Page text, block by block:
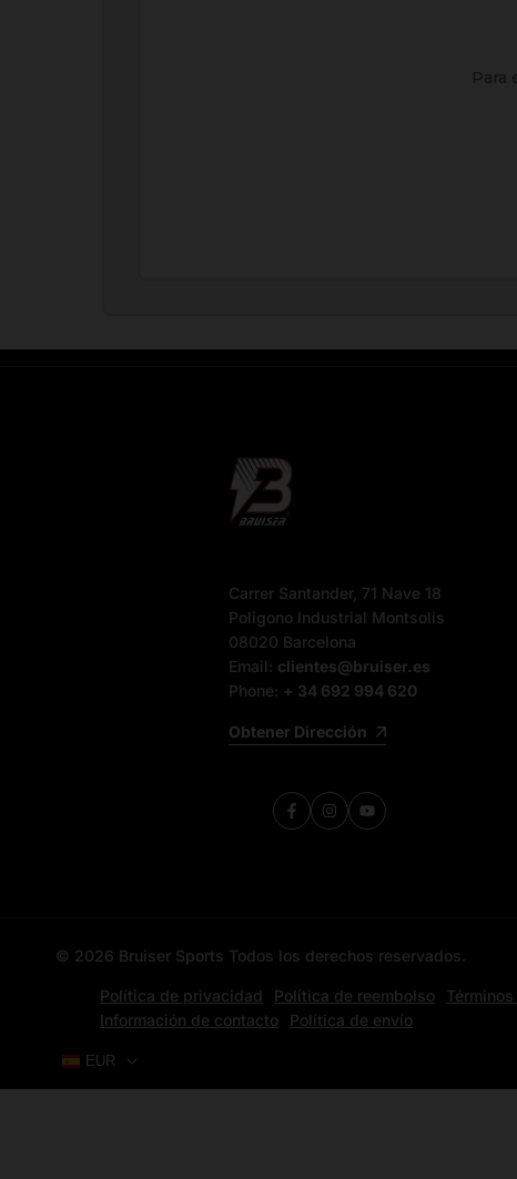
Carrer Santander, 71 Nave 18
Poligono Industrial Montsolis
08020 Barcelona
Email: clientes@bruiser.es
Phone: + 34 692 994 620
Obtener Dirección
FacebookInstagramYouTube
© 2026 Bruiser Sports Todos los derechos reservados.
Política de privacidad Política de reembolso
Información de contacto
Política de envío
EUR